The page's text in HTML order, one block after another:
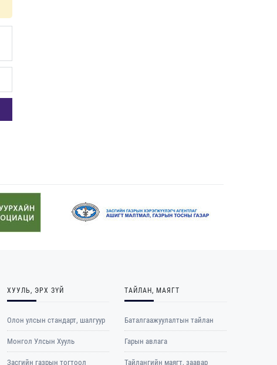
ХУУЛЬ, ЭРХ ЗҮЙ
Олон улсын стандарт, шалгуур
Монгол Улсын Хууль
Засгийн газрын тогтоол
ТАЙЛАН, МАЯГТ
Баталгаажуулалтын тайлан
Гарын авлага
Тайлангийн маягт, заавар